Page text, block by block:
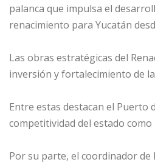
palanca que impulsa el
renacimiento para Yucatán
Las obras estratégicas del
inversión y fortalecimiento de
Entre estas destacan el
competitividad del estado
Por su parte, el coordinador